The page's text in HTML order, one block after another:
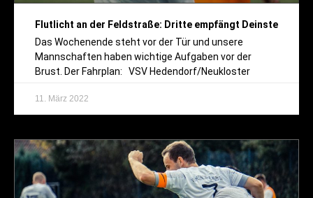
Flutlicht an der Feldstraße: Dritte empfängt Deinste
Das Wochenende steht vor der Tür und unsere
Mannschaften haben wichtige Aufgaben vor der
Brust. Der Fahrplan: VSV Hedendorf/Neukloster
11. März 2022